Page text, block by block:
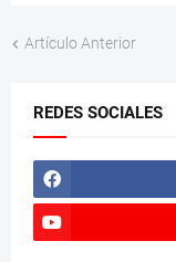
Artículo Anterior
REDES SOCIALES